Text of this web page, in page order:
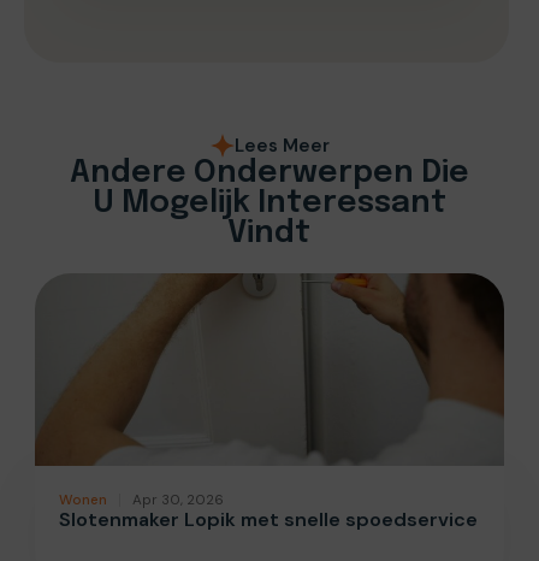
Lees Meer
Andere Onderwerpen Die
U Mogelijk Interessant
Vindt
Wonen Apr 30, 2026
Slotenmaker Lopik met snelle spoedservice